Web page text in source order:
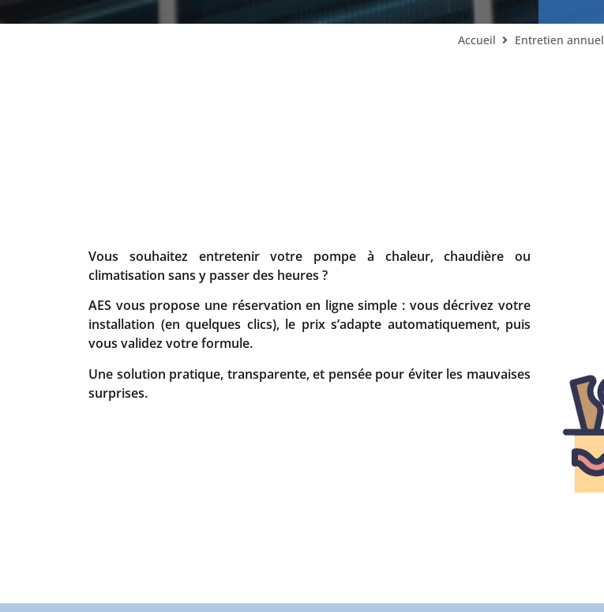
Accueil Entretien annuel
Vous souhaitez entretenir votre pompe à chaleur, chaudière ou
climatisation sans y passer des heures ?
AES vous propose une réservation en ligne simple : vous décrivez votre
installation (en quelques clics), le prix s’adapte automatiquement, puis
vous validez votre formule.
Une solution pratique, transparente, et pensée pour éviter les mauvaises
surprises.